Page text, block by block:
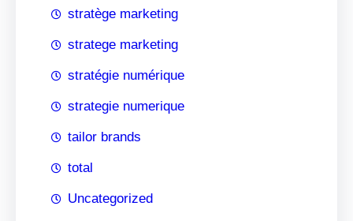
stratège marketing
stratege marketing
stratégie numérique
strategie numerique
tailor brands
total
Uncategorized